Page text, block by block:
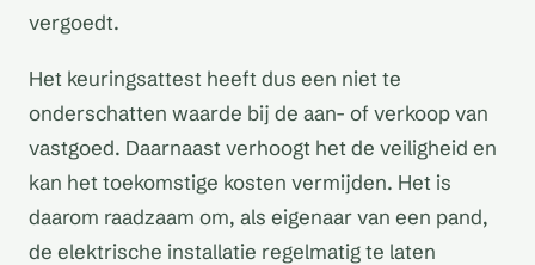
vergoedt.
Het keuringsattest heeft dus een niet te
onderschatten waarde bij de aan- of verkoop van
vastgoed. Daarnaast verhoogt het de veiligheid en
kan het toekomstige kosten vermijden. Het is
daarom raadzaam om, als eigenaar van een pand,
de elektrische installatie regelmatig te laten